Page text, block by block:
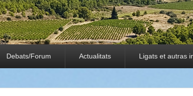
Debats/Forum Actualitats Ligats et autras